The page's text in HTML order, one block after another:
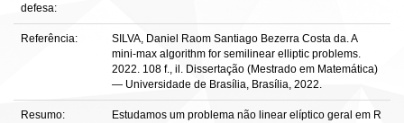
defesa:
Referência:
SILVA, Daniel Raom Santiago Bezerra Costa da. A
mini-max algorithm for semilinear elliptic problems.
2022. 108 f., il. Dissertação (Mestrado em Matemática)
— Universidade de Brasília, Brasília, 2022.
Resumo:
Estudamos um problema não linear elíptico geral em R